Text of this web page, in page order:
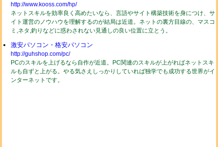
http://www.kooss.com/hp/
ネットスキルを効率良く高めたいなら、言語やサイト構築技術を身につけ、サ
イト運営のノウハウを理解するのが結局は近道。ネットの裏方目線の、マスコ
ミ,ネタ,釣りなどに惑わされない見通しの良い位置に立とう。
激安パソコン・格安パソコン
http://guhshop.com/pc/
PCのスキルを上げるなら自作が近道。PC関連のスキルが上がればネットスキ
ルも自ずと上がる。やる気さえしっかりしていれば独学でも成功する世界がイ
ンターネットです。